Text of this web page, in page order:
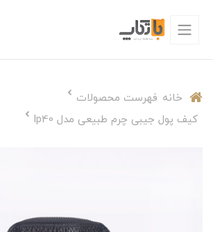
خانه فهرست محصولات
کیف پول جیبی چرم طبیعی مدل lp40